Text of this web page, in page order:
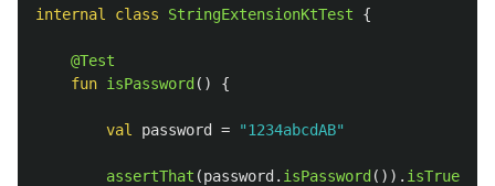
internal class StringExtensionKtTest {
@Test
fun isPassword () {
val password = "1234abcdAB"
assertThat (password . isPassword ()). isTrue